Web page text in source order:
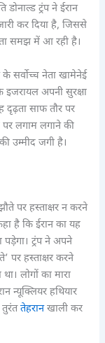
डोनाल्ड ट्रंप ने ईरान
कर दिया है, जिससे
समझ में आ रही है।
के सर्वोच्च नेता खामेनेई
अपनी सुरक्षा
दृढ़ता साफ तौर पर
पर लगाम लगाने की
उम्मीद जगी है।
पर हस्ताक्षर न करने
है कि ईरान का यह
ट्रंप ने अपने
पर हस्ताक्षर करने
लोगों का मारा
न्यूक्लियर हथियार
तुरंततेहरानखाली कर